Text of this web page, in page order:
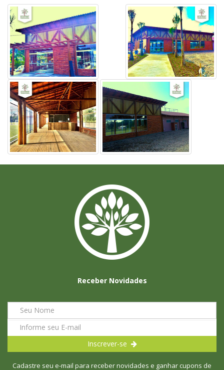
Receber Novidades
Inscrever-se
Cadastre seu e-mail para receber novidades e ganhar cupons de